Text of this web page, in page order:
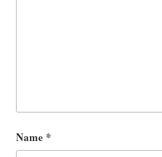
Name *